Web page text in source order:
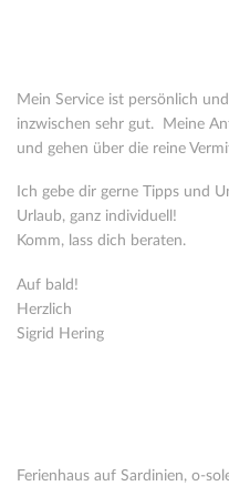
Mein Service ist persönlich
inzwischen sehr gut. Meine
und gehen über die reine
Ich gebe dir gerne Tipps und
Urlaub, ganz individuell!
Komm, lass dich beraten.
Auf bald!
Herzlich
Sigrid Hering
Ferienhaus auf Sardinien, o-